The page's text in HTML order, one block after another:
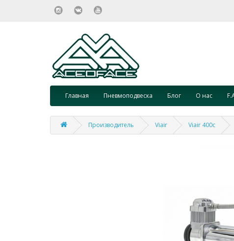
Главная Пневмоподвеска Блог О нас
Производитель Viair Viair 400c